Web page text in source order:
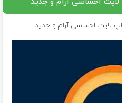
لایت احساسی آرام و جدید